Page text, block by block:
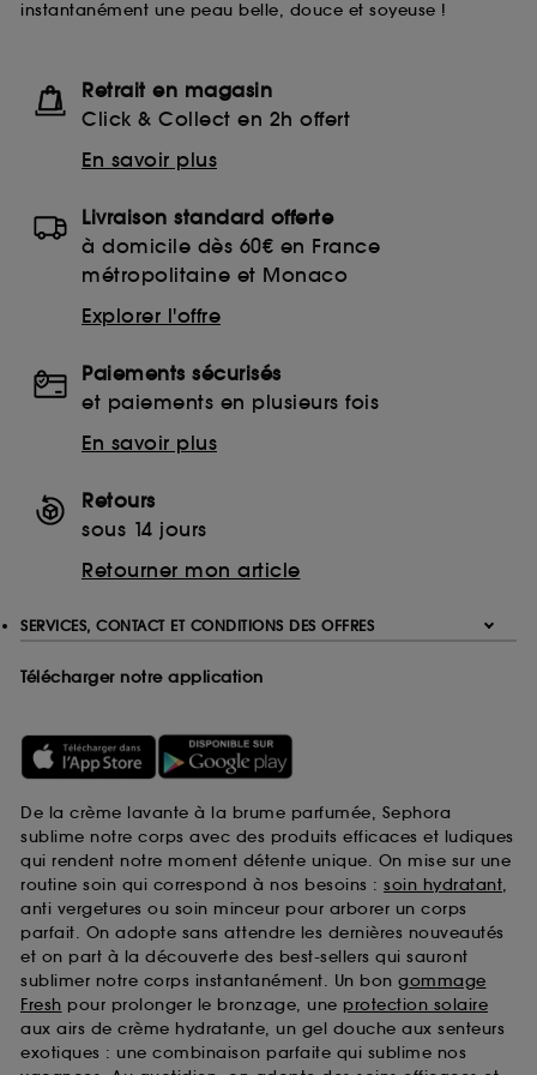
instantanément une peau belle, douce et soyeuse !
Retrait en magasin
Click & Collect en 2h offert
En savoir plus
Livraison standard offerte
à domicile dès 60€ en France
métropolitaine et Monaco
Explorer l'offre
Paiements sécurisés
et paiements en plusieurs fois
En savoir plus
Retours
sous 14 jours
Retourner mon article
SERVICES, CONTACT ET CONDITIONS DES OFFRES
Télécharger notre application
De la crème lavante à la brume parfumée, Sephora
sublime notre corps avec des produits efficaces et ludiques
qui rendent notre moment détente unique. On mise sur une
routine soin qui correspond à nos besoins : soin hydratant,
anti vergetures ou soin minceur pour arborer un corps
parfait. On adopte sans attendre les dernières nouveautés
et on part à la découverte des best-sellers qui sauront
sublimer notre corps instantanément. Un bon gommage
Fresh pour prolonger le bronzage, une protection solaire
aux airs de crème hydratante, un gel douche aux senteurs
exotiques : une combinaison parfaite qui sublime nos
lecture de ces traceurs requiert votre accord. Vous
choix" ci-dessous ou décider de "tout accepter".
Sephora pourra associer les informations de
navigation collectées par ces Cookies, pour les
collectées ou générées lors de votre activité en ligne
sur "continuer sans accepter". Voous pouvez à tout
moment choisir de retirer votrte consentement. Si vous
utilisés, cliquez ici.